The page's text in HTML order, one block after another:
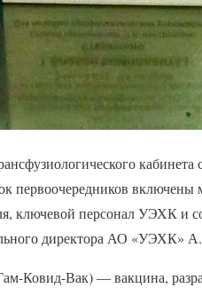
первоочередников включены
ключевой персонал УЭХК и
директора АО «УЭХК»
Ковид-Вак) — вакцина,